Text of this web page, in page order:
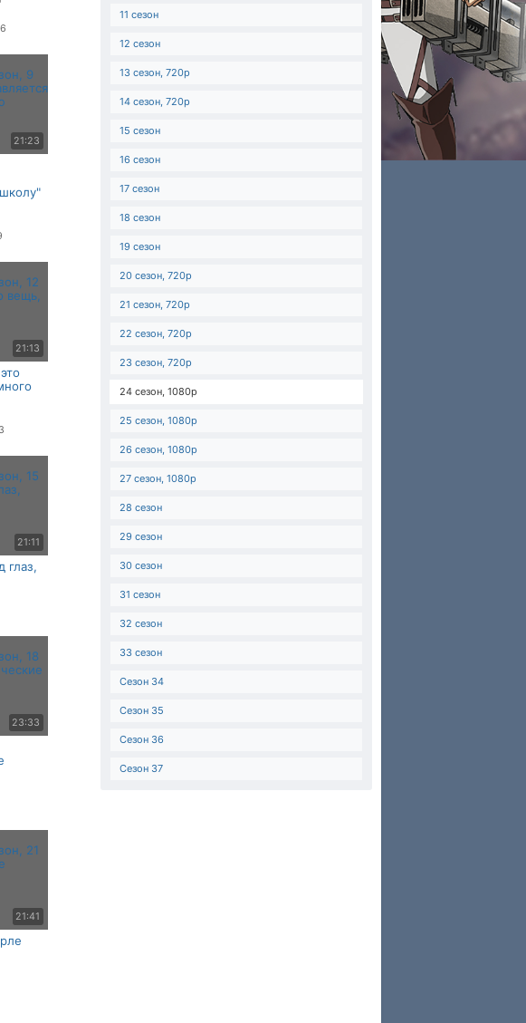
21:23
21:13
21:11
глаз,
23:33
21:41
11 сезон
12 сезон
13 сезон, 720p
14 сезон, 720p
15 сезон
16 сезон
17 сезон
18 сезон
19 сезон
20 сезон, 720p
21 сезон, 720p
22 сезон, 720p
23 сезон, 720p
24 сезон, 1080p
25 сезон, 1080p
26 сезон, 1080p
27 сезон, 1080p
28 сезон
29 сезон
30 сезон
31 сезон
32 сезон
33 сезон
Сезон 34
Сезон 35
Сезон 36
Сезон 37